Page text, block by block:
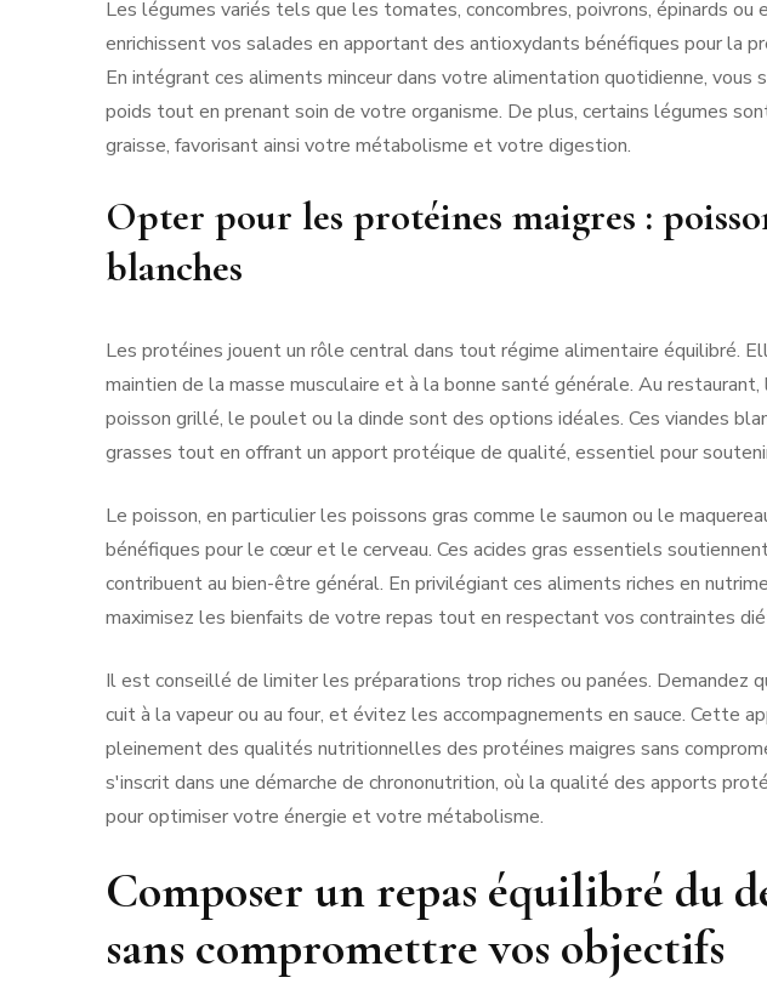
Les légumes variés tels que les tomates, concombres, poivrons, épinards ou
enrichissent vos salades en apportant des antioxydants bénéfiques pour la
En intégrant ces aliments minceur dans votre alimentation quotidienne,
poids tout en prenant soin de votre organisme. De plus, certains légumes
graisse, favorisant ainsi votre métabolisme et votre digestion.
Opter pour les protéines maigres :
blanches
Les protéines jouent un rôle central dans tout régime alimentaire équilibré.
maintien de la masse musculaire et à la bonne santé générale. Au
poisson grillé, le poulet ou la dinde sont des options idéales. Ces viandes
grasses tout en offrant un apport protéique de qualité, essentiel pour
Le poisson, en particulier les poissons gras comme le saumon ou le
bénéfiques pour le cœur et le cerveau. Ces acides gras essentiels
contribuent au bien-être général. En privilégiant ces aliments riches en
maximisez les bienfaits de votre repas tout en respectant vos contraintes
Il est conseillé de limiter les préparations trop riches ou panées. Demandez
cuit à la vapeur ou au four, et évitez les accompagnements en sauce. Cette
pleinement des qualités nutritionnelles des protéines maigres sans
s'inscrit dans une démarche de chrononutrition, où la qualité des apports
pour optimiser votre énergie et votre métabolisme.
Composer un repas équilibré du
sans compromettre vos objectifs